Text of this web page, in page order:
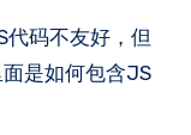
码不友好，但
是如何包含JS